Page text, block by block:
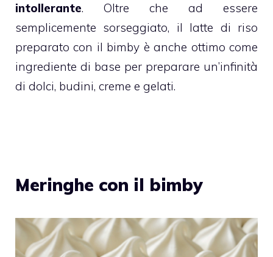
intollerante. Oltre che ad essere
semplicemente sorseggiato, il latte di riso
preparato con il bimby è anche ottimo come
ingrediente di base per preparare un’infinità
di dolci, budini, creme e gelati.
Meringhe con il bimby